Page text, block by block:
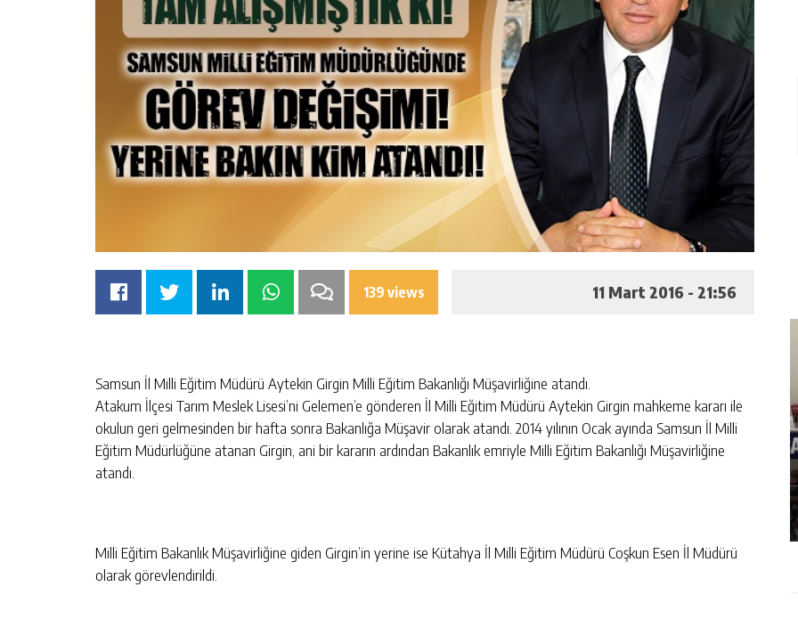
139 views 11 Mart 2016 - 21:56
Samsun İl Milli Eğitim Müdürü Aytekin Girgin Milli Eğitim Bakanlığı Müşavirliğine atandı.
Atakum İlçesi Tarım Meslek Lisesi’ni Gelemen’e gönderen İl Milli Eğitim Müdürü Aytekin Girgin mahkeme kararı ile
okulun geri gelmesinden bir hafta sonra Bakanlığa Müşavir olarak atandı. 2014 yılının Ocak ayında Samsun İl Milli
Eğitim Müdürlüğüne atanan Girgin, ani bir kararın ardından Bakanlık emriyle Milli Eğitim Bakanlığı Müşavirliğine
atandı.
Milli Eğitim Bakanlık Müşavirliğine giden Girgin’in yerine ise Kütahya İl Milli Eğitim Müdürü Coşkun Esen İl Müdürü
olarak görevlendirildi.
OSB’NIN İLK
CHP SAMSUN TEŞKILATINDAN GÜÇLÜ
MESAJ
SAMSUN’DA KAÇAK ÜRÜN
OPERASYONU: ELEKTRONIK SIGARA VE